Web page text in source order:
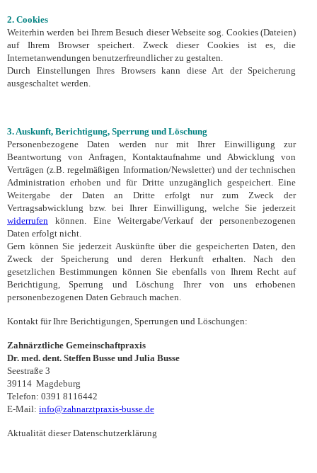
2. Cookies
Weiterhin werden bei Ihrem Besuch dieser Webseite sog. Cookies (Dateien)
auf Ihrem Browser speichert. Zweck dieser Cookies ist es, die
Internetanwendungen benutzerfreundlicher zu gestalten.
Durch Einstellungen Ihres Browsers kann diese Art der Speicherung
ausgeschaltet werden.
3. Auskunft, Berichtigung, Sperrung und Löschung
Personenbezogene Daten werden nur mit Ihrer Einwilligung zur
Beantwortung von Anfragen, Kontaktaufnahme und Abwicklung von
Verträgen (z.B. regelmäßigen Information/Newsletter) und der technischen
Administration erhoben und für Dritte unzugänglich gespeichert. Eine
Weitergabe der Daten an Dritte erfolgt nur zum Zweck der
Vertragsabwicklung bzw. bei Ihrer Einwilligung, welche Sie jederzeit
widerrufen können. Eine Weitergabe/Verkauf der personenbezogenen
Daten erfolgt nicht.
Gern können Sie jederzeit Auskünfte über die gespeicherten Daten, den
Zweck der Speicherung und deren Herkunft erhalten. Nach den
gesetzlichen Bestimmungen können Sie ebenfalls von Ihrem Recht auf
Berichtigung, Sperrung und Löschung Ihrer von uns erhobenen
personenbezogenen Daten Gebrauch machen.
Kontakt für Ihre Berichtigungen, Sperrungen und Löschungen:
Zahnärztliche Gemeinschaftpraxis
Dr. med. dent. Steffen Busse und Julia Busse
Seestraße 3
39114 Magdeburg
Telefon: 0391 8116442
E-Mail: info@zahnarztpraxis-busse.de
Aktualität dieser Datenschutzerklärung